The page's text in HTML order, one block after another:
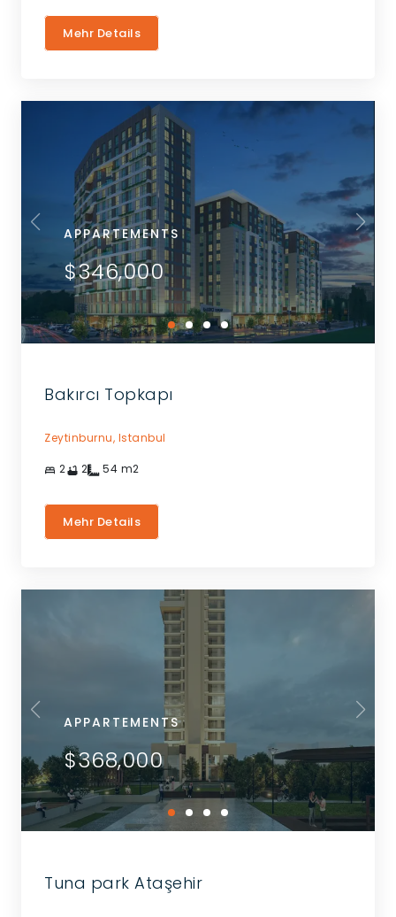
Mehr Details
APPARTEMENTS
$346,000
Bakırcı Topkapı
Zeytinburnu, Istanbul
2 2 54 m2
Mehr Details
APPARTEMENTS
$368,000
Tuna park Ataşehir